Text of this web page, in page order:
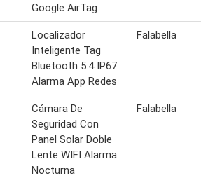
Google AirTag
Localizador
Inteligente Tag
Bluetooth 5.4 IP67
Alarma App Redes
Falabella
Cámara De
Seguridad Con
Panel Solar Doble
Lente WIFI Alarma
Nocturna
Falabella